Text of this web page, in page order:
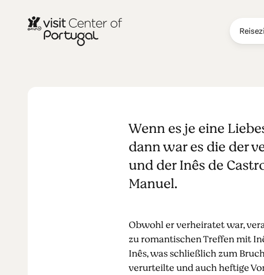
Pedro und
Wenn es je eine
dann war es die der
und der Inês de
Manuel.
Obwohl er verheiratet war,
zu romantischen Treffen mit
Inês, was schließlich zum
verurteilte und auch heftige